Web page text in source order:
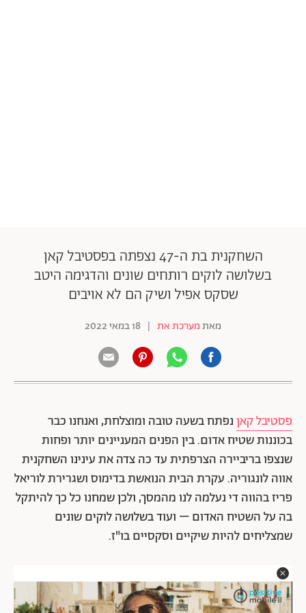
השחקנית בת ה-47 נצפתה בפסטיבל קאן
בשלושה לוקים רותחים שונים והדגימה היטב
שסקס אפיל ושיק הם לא אויבים
מאתמערכת את | 18 במאי 2022
פסטיבל קאןנפתח בשעה טובה ומוצלחת, ואנחנו כבר
בכוננות שטיח אדום. בין הפנים המעניינים יותר ופחות
שנצפו בריביירה הצרפתית עד כה צדה את עינינו השחקנית
אווה לונגוריה. עקרת הבית הנואשת בדימוס ושגרירת לוריאל
פריז בהווה די נעלמה לנו מהמסך, ולכן שמחנו כל כך להיתקל
בה על השטיח האדום – ועוד בשלושה לוקים שונים
שמצליחים להיות שיקיים וסקסיים בו"ז.